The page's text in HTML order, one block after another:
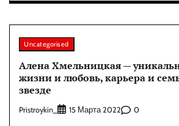
Uncategorised
Алена Хмельницкая —
жизни и любовь, карьера и
звезде
Pristroykin_ 15 Марта 2022 0